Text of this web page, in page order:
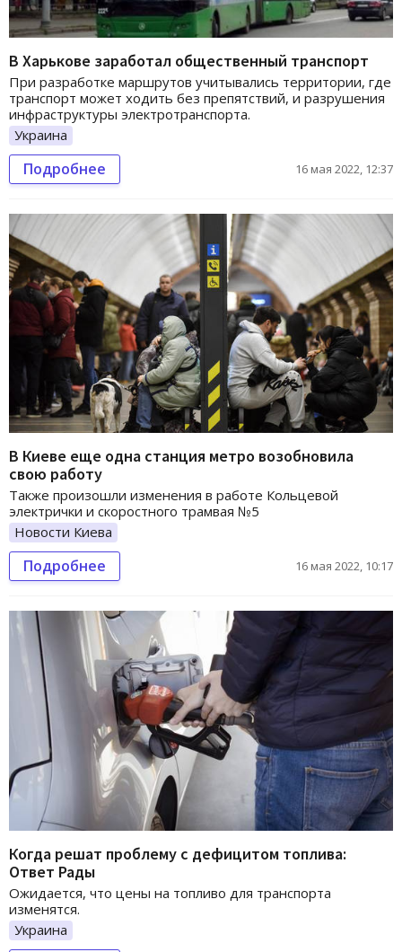
В Харькове заработал общественный транспорт
При разработке маршрутов учитывались территории, где
транспорт может ходить без препятствий, и разрушения
инфраструктуры электротранспорта.
Украина
Подробнее 16 мая 2022, 12:37
В Киеве еще одна станция метро возобновила
свою работу
Также произошли изменения в работе Кольцевой
электрички и скоростного трамвая №5
Новости Киева
Подробнее 16 мая 2022, 10:17
Когда решат проблему с дефицитом топлива:
Ответ Рады
Ожидается, что цены на топливо для транспорта
изменятся.
Украина